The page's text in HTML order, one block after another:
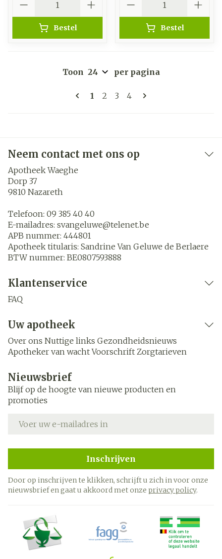
Bestel Bestel
Pagina's
U lees momenteel pagina
1 Pagina
2 Pagina
3 Pagina
4
Toon per pagina
Neem contact met ons op
Apotheek Waeghe
Dorp 37
9810 Nazareth
Telefoon: 09 385 40 40
E-mailadres: svangeluwe@telenet.be
APB nummer: 444801
Apotheek titularis: Sandrine Van Geluwe de Berlaere
BTW nummer: BE0807593888
Klantenservice
FAQ
Uw apotheek
Over ons Nuttige links Gezondheidsnieuws
Apotheker van wacht Voorschrift Zorgtarieven
Nieuwsbrief
Blijf op de hoogte van nieuwe producten en
promoties
Inschrijven
Door op inschrijven te klikken, schrijft u zich in voor onze
nieuwsbrief en gaat u akkoord met onze privacy policy.